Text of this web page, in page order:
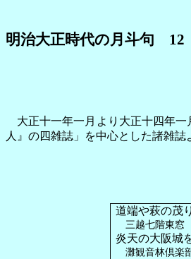
明治大正時代の月斗句 12
大正十一年一月より大正十四年一
人』の四雑誌」を中心とした諸雑
道端や萩の茂
三越七階東窓
炎天の大阪城
灘観音林倶楽